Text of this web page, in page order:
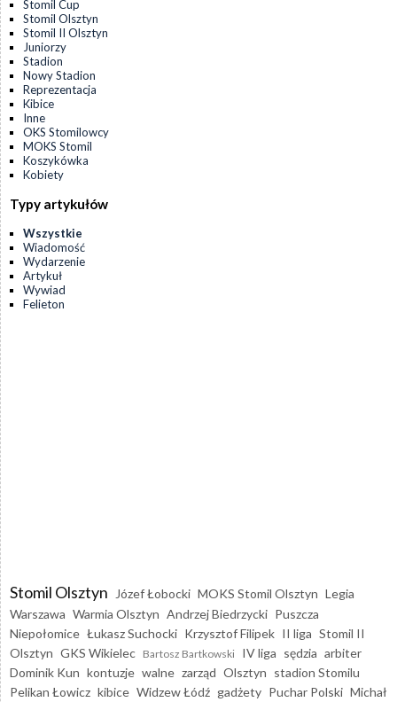
Stomil Cup
Stomil Olsztyn
Stomil II Olsztyn
Juniorzy
Stadion
Nowy Stadion
Reprezentacja
Kibice
Inne
OKS Stomilowcy
MOKS Stomil
Koszykówka
Kobiety
Typy artykułów
Wszystkie
Wiadomość
Wydarzenie
Artykuł
Wywiad
Felieton
Stomil Olsztyn Józef Łobocki MOKS Stomil Olsztyn Legia
Warszawa Warmia Olsztyn Andrzej Biedrzycki Puszcza
Niepołomice Łukasz Suchocki Krzysztof Filipek II liga Stomil II
Olsztyn GKS Wikielec Bartosz Bartkowski IV liga sędzia arbiter
Dominik Kun kontuzje walne zarząd Olsztyn stadion Stomilu
Pelikan Łowicz kibice Widzew Łódź gadżety Puchar Polski Michał